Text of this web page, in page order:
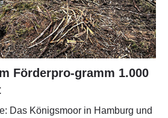
Förderpro-gramm 1.000
Das Königsmoor in Hamburg und